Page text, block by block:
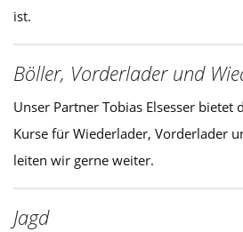
ist.
Böller, Vorderlader und
Unser Partner Tobias Elsesser bietet
Kurse für Wiederlader, Vorderlader
leiten wir gerne weiter.
Jagd